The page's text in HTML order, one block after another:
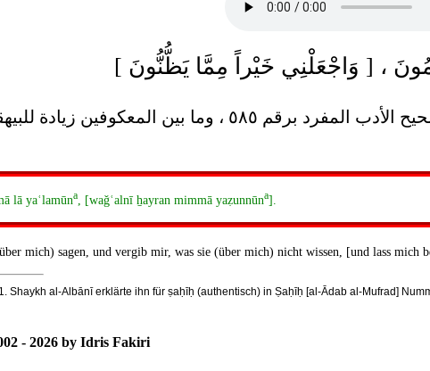
lā yaʿlamūna, [waǧʿalnī ẖayran mimmā yaẓunnūna].
mich) sagen, und vergib mir, was sie (über mich) nicht wissen, [und lass mich
Shaykh al-Albānī erklärte ihn für ṣaḥīḥ (authentisch) in Ṣaḥīḥ [al-Ādab al-Mufrad]
- 2026 by Idris Fakiri